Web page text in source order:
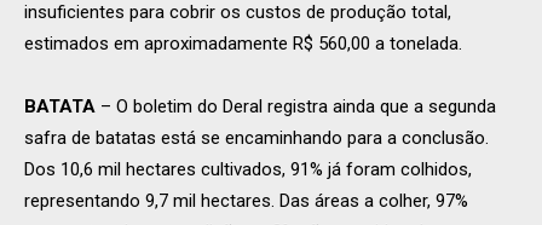
insuficientes para cobrir os custos de produção total,
estimados em aproximadamente R$ 560,00 a tonelada.
BATATA – O boletim do Deral registra ainda que a segunda
safra de batatas está se encaminhando para a conclusão.
Dos 10,6 mil hectares cultivados, 91% já foram colhidos,
representando 9,7 mil hectares. Das áreas a colher, 97%